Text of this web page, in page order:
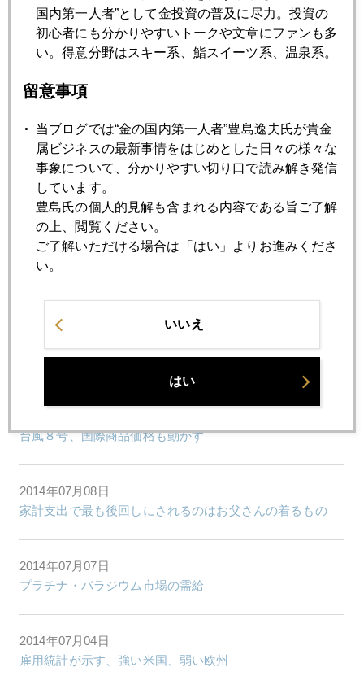
2014年07月17日
高校も塾も行かずに合格！京大３兄弟の秘密
イエレン対クロダ、同日発言を比較する
2014年07月15日
一足早く「出口」に反応する金市場
2014年07月11日
量的緩和の幕を引くのは二人の女性か
台風８号、国際商品価格も動かす
2014年07月08日
家計支出で最も後回しにされるのはお父さんの着るもの
2014年07月07日
プラチナ・パラジウム市場の需給
2014年07月04日
雇用統計が示す、強い米国、弱い欧州
国内第一人者”として金投資の普及に尽力。投資の
初心者にも分かりやすいトークや文章にファンも多
い。得意分野はスキー系、鮨スイーツ系、温泉系。
留意事項
当ブログでは“金の国内第一人者”豊島逸夫氏が貴金
属ビジネスの最新事情をはじめとした日々の様々な
事象について、分かりやすい切り口で読み解き発信
しています。
豊島氏の個人的見解も含まれる内容である旨ご了解
の上、閲覧ください。
ご了解いただける場合は「はい」よりお進みくださ
い。
いいえ
はい